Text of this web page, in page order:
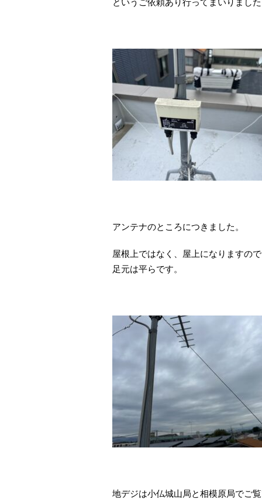
アンテナのところにつきました。
屋根上ではなく、屋上になりますので
足元は平らです。
地デジは小仏城山局と相模原局でご